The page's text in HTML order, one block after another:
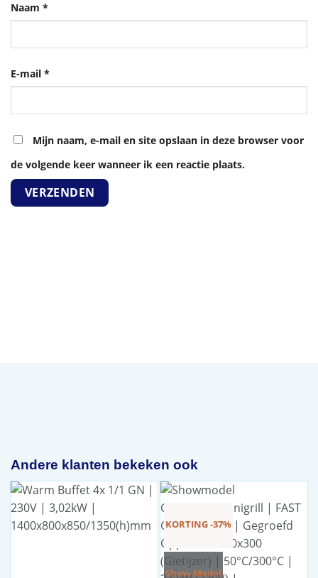
Naam *
E-mail *
Mijn naam, e-mail en site opslaan in deze browser voor
de volgende keer wanneer ik een reactie plaats.
Andere klanten bekeken ook
KORTING -37%
Show-Model